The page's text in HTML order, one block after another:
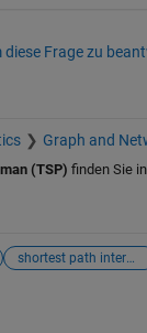
diese Frage zu
Graph and
(TSP) finden Sie in
shortest path interms of distance